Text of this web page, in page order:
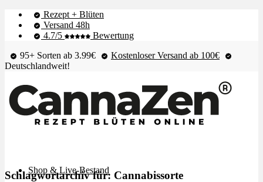
Rezept + Blüten
Versand 48h
4.7/5
Bewertung
95+ Sorten ab 3.99€
Kostenloser Versand ab 100€
Deutschlandweit!
Shop & Live-Bestand
Schlagwortarchiv für: Cannabissorte